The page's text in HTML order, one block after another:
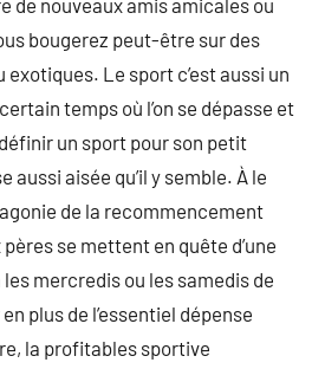
de nouveaux amis amicales ou
bougerez peut-être sur des
Le sport c’est aussi un
temps où l’on se dépasse et
un sport pour son petit
aussi aisée qu’il y semble. À le
de la recommencement
se mettent en quête d’une
mercredis ou les samedis de
plus de l’essentiel dépense
la profitables sportive